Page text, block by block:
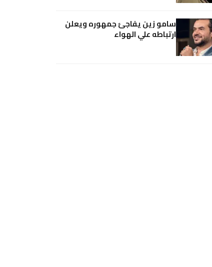
سامو زين يفاجئ جمهوره ويعلن
ارتباطه علي الهواء